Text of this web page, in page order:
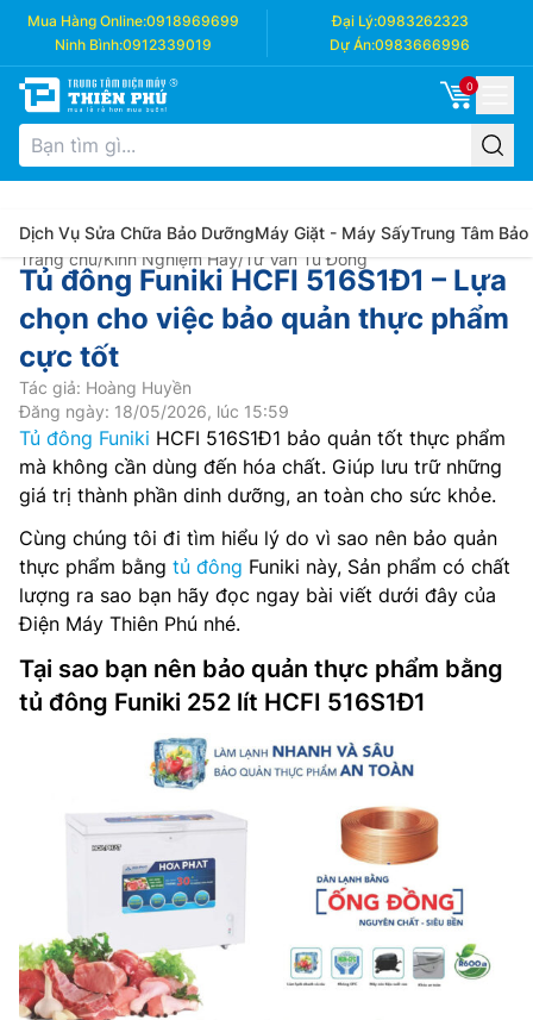
Mua Hàng Online:0918969699 Đại Lý:0983262323
Ninh Bình:0912339019 Dự Án:0983666996
0
Dịch Vụ Sửa Chữa Bảo DưỡngMáy Giặt - Máy SấyTrung Tâm Bảo
Trang chủ/Kinh Nghiệm Hay/Tư Vấn Tủ Đông
Tủ đông Funiki HCFI 516S1Đ1 – Lựa
chọn cho việc bảo quản thực phẩm
cực tốt
Tác giả: Hoàng Huyền
Đăng ngày: 18/05/2026, lúc 15:59
Tủ đông Funiki HCFI 516S1Đ1 bảo quản tốt thực phẩm
mà không cần dùng đến hóa chất. Giúp lưu trữ những
giá trị thành phần dinh dưỡng, an toàn cho sức khỏe.
Cùng chúng tôi đi tìm hiểu lý do vì sao nên bảo quản
thực phẩm bằng tủ đông Funiki này, Sản phẩm có chất
lượng ra sao bạn hãy đọc ngay bài viết dưới đây của
Điện Máy Thiên Phú nhé.
Tại sao bạn nên bảo quản thực phẩm bằng
tủ đông Funiki 252 lít HCFI 516S1Đ1